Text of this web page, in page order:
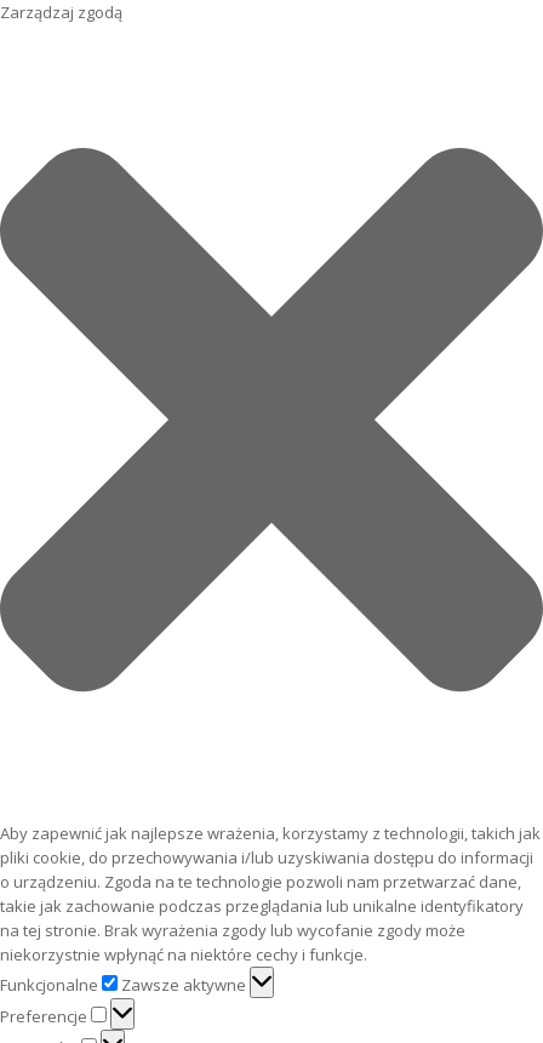
Zarządzaj zgodą
Aby zapewnić jak najlepsze wrażenia, korzystamy z technologii, takich jak
pliki cookie, do przechowywania i/lub uzyskiwania dostępu do informacji
o urządzeniu. Zgoda na te technologie pozwoli nam przetwarzać dane,
takie jak zachowanie podczas przeglądania lub unikalne identyfikatory
na tej stronie. Brak wyrażenia zgody lub wycofanie zgody może
niekorzystnie wpłynąć na niektóre cechy i funkcje.
Funkcjonalne
Funkcjonalne
Zawsze aktywne
Preferencje
Preferencje